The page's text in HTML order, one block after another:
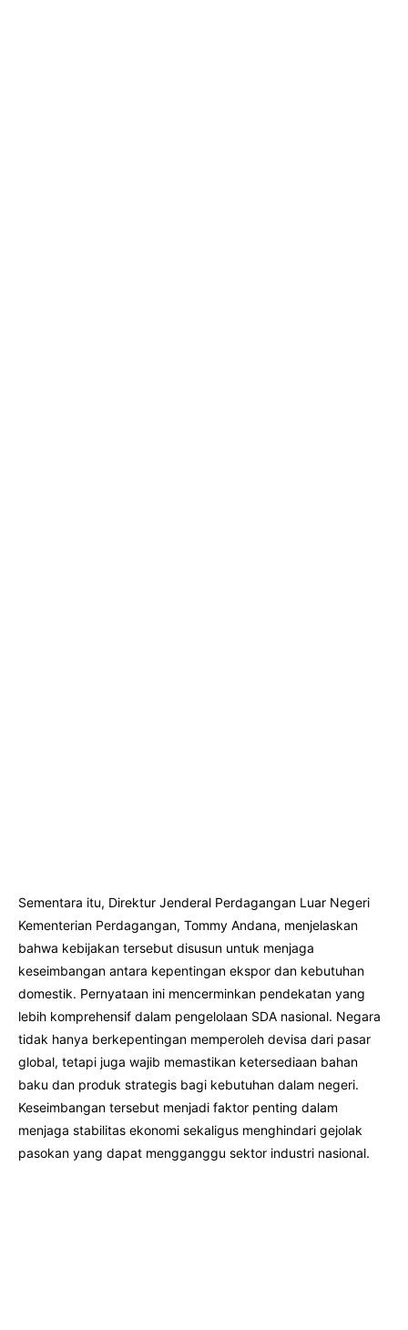
Sementara itu, Direktur Jenderal Perdagangan Luar Negeri
Kementerian Perdagangan, Tommy Andana, menjelaskan
bahwa kebijakan tersebut disusun untuk menjaga
keseimbangan antara kepentingan ekspor dan kebutuhan
domestik. Pernyataan ini mencerminkan pendekatan yang
lebih komprehensif dalam pengelolaan SDA nasional. Negara
tidak hanya berkepentingan memperoleh devisa dari pasar
global, tetapi juga wajib memastikan ketersediaan bahan
baku dan produk strategis bagi kebutuhan dalam negeri.
Keseimbangan tersebut menjadi faktor penting dalam
menjaga stabilitas ekonomi sekaligus menghindari gejolak
pasokan yang dapat mengganggu sektor industri nasional.